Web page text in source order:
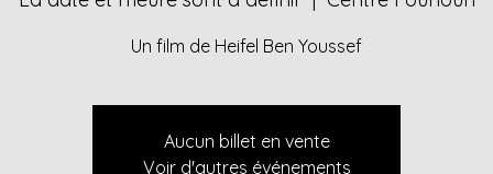
Un film de Heifel Ben Youssef
Aucun billet en vente
Voir d'autres événements